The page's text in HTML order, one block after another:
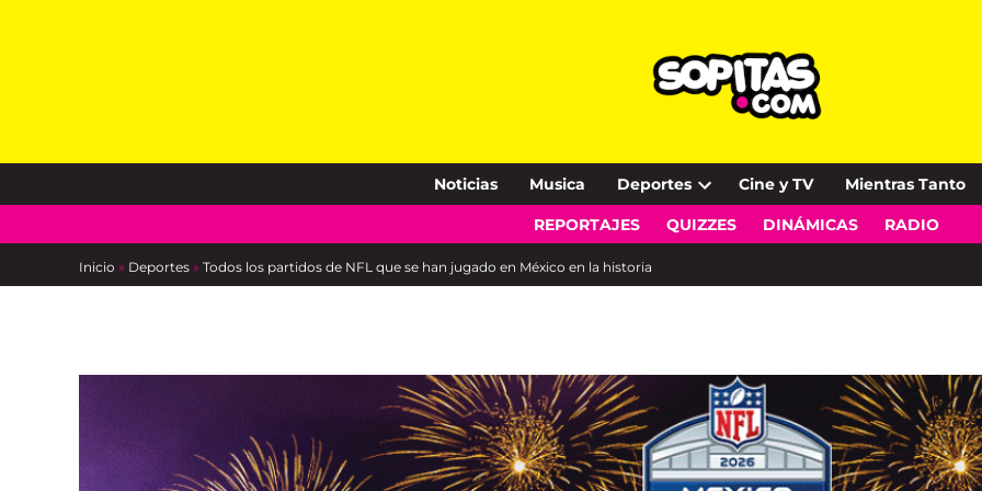
Noticias Musica Deportes
Open
dropdown
Cine y TV Mientras Tanto
REPORTAJES QUIZZES DINÁMICAS RADIO
Inicio » Deportes » Todos los partidos de NFL que se han jugado en México en la historia